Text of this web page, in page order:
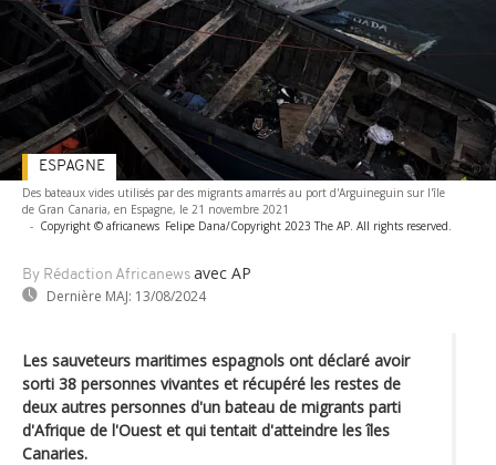
Des bateaux vides utilisés par des migrants amarrés au port d'Arguineguin sur l'île
de Gran Canaria, en Espagne, le 21 novembre 2021
- Copyright © africanews Felipe Dana/Copyright 2023 The AP. All rights reserved.
By Rédaction Africanews avec AP
Dernière MAJ: 13/08/2024
ESPAGNE
Les sauveteurs maritimes espagnols ont déclaré avoir
sorti 38 personnes vivantes et récupéré les restes de
deux autres personnes d'un bateau de migrants parti
d'Afrique de l'Ouest et qui tentait d'atteindre les îles
Canaries.